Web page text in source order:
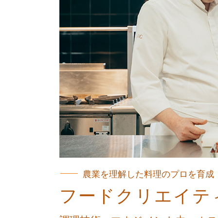
農業を理解した料理のプロを育成
フードクリエイテ